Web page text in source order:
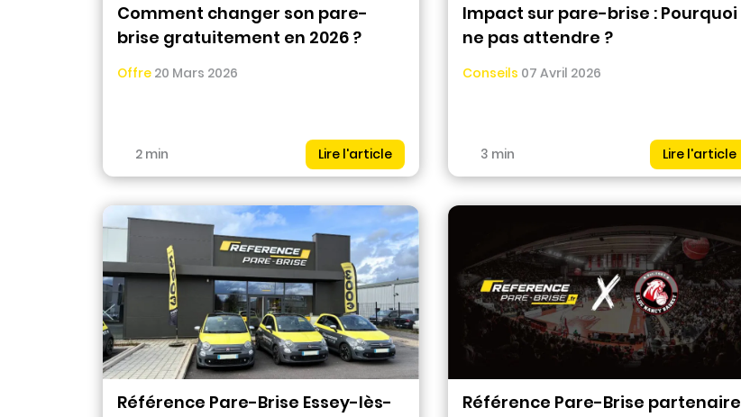
Comment changer son pare-
brise gratuitement en 2026 ?
Offre 20 Mars 2026
2 min Lire l'article
Impact sur pare-brise : Pourquoi
ne pas attendre ?
Conseils 07 Avril 2026
3 min Lire l'article
Référence Pare-Brise Essey-lès-
Référence Pare-Brise partenaire